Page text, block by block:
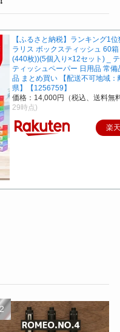
【ふるさと納税】ランキング1
ラリス ボックスティッシュ 60
(440枚))(5個入り×12セット) _
ティッシュペーパー 日用品 常備
品 まとめ買い 【配送不可地域：
県】【1256759】
価格：14,000円（税込、送料無
29時点)
楽